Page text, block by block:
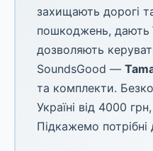
захищають дорогі
пошкоджень, дають
дозволяють
SoundsGood —
та комплекти.
Україні від 4000
Підкажемо потрібні